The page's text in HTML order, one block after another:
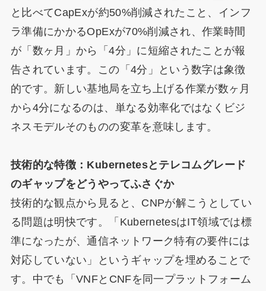
と比べてCapExが約50%削減されたこと、インフ
ラ準備にかかるOpExが70%削減され、作業時間
が「数ヶ月」から「4分」に短縮されたことが報
告されています。この「4分」という数字は象徴
的です。新しい基地局を立ち上げる作業が数ヶ月
から4分になるのは、単なる効率化ではなくビジ
ネスモデルそのものの変革を意味します。
技術的な特徴：Kubernetesとテレコムグレード
のギャップをどうやってふさぐか
技術的な観点から見ると、CNPが解こうとしてい
る問題は明快です。「KubernetesはIT領域では標
準になったが、通信ネットワーク特有の要件には
対応していない」というギャップを埋めることで
す。中でも「VNFとCNFを同一プラットフォーム